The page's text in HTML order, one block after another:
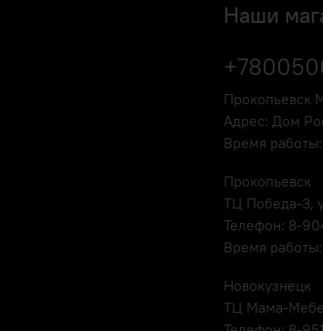
Наши
Прокопьевск
Адрес: Дом
Время
Прокопьевск
ТЦ Победа-3,
Телефон: 8-
Время
Новокузнецк
ТЦ Мама-